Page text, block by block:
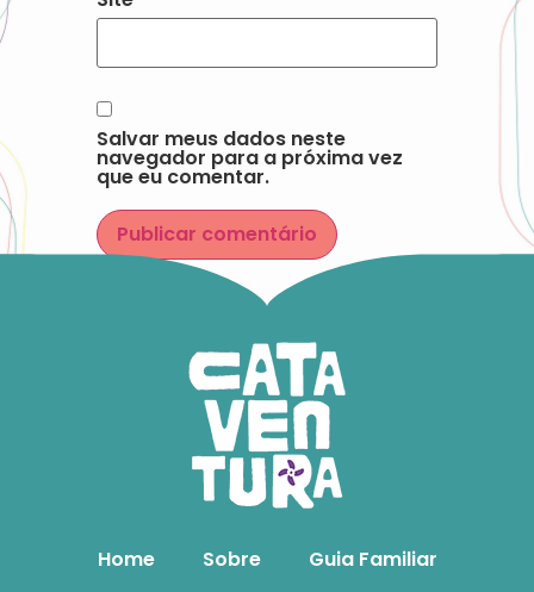
Salvar meus dados neste
navegador para a próxima vez
que eu comentar.
Home Sobre Guia Familiar